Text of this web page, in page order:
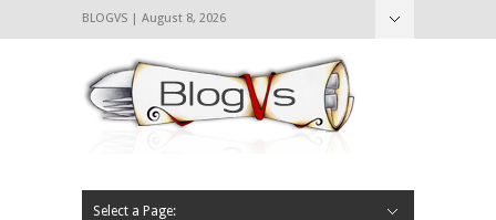
BLOGVS | August 8, 2026
Select a Page: